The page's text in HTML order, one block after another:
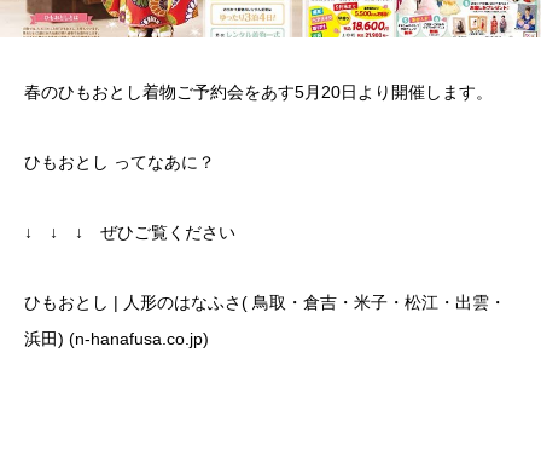
春のひもおとし着物ご予約会をあす5月20日より開催します。
ひもおとし ってなあに？
↓ ↓ ↓ ぜひご覧ください
ひもおとし | 人形のはなふさ( 鳥取・倉吉・米子・松江・出雲・
浜田) (n-hanafusa.co.jp)